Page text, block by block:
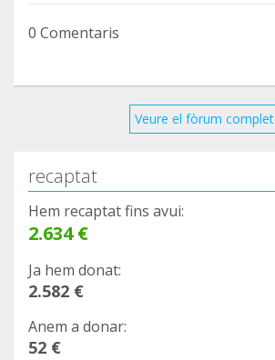
0 Comentaris
Veure el fòrum complet
recaptat
Hem recaptat fins avui:
2.634 €
Ja hem donat:
2.582 €
Anem a donar:
52 €